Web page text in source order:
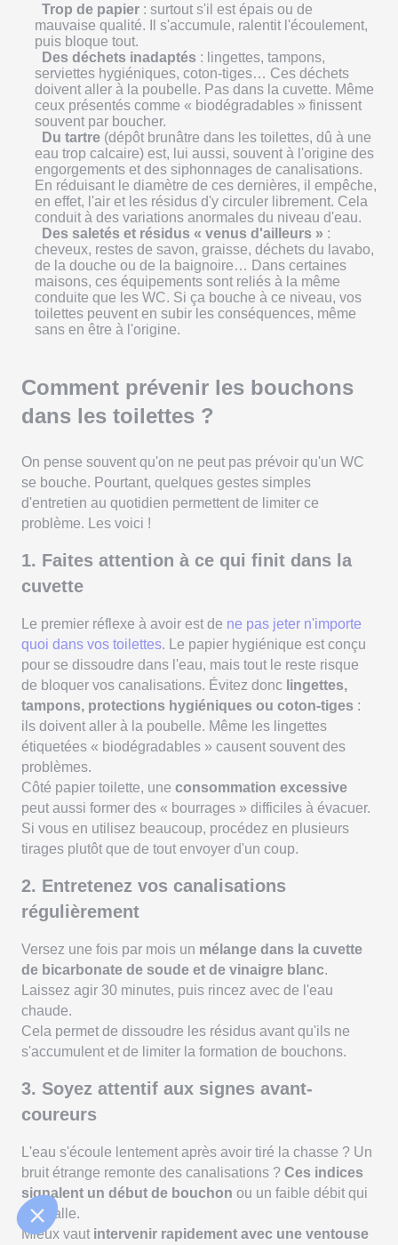
Trop de papier : surtout s'il est épais ou de
mauvaise qualité. Il s'accumule, ralentit l'écoulement,
puis bloque tout.
Des déchets inadaptés : lingettes, tampons,
serviettes hygiéniques, coton-tiges… Ces déchets
doivent aller à la poubelle. Pas dans la cuvette. Même
ceux présentés comme « biodégradables » finissent
souvent par boucher.
Du tartre (dépôt brunâtre dans les toilettes, dû à une
eau trop calcaire) est, lui aussi, souvent à l'origine des
engorgements et des siphonnages de canalisations.
En réduisant le diamètre de ces dernières, il empêche,
en effet, l'air et les résidus d'y circuler librement. Cela
conduit à des variations anormales du niveau d'eau.
Des saletés et résidus « venus d'ailleurs » :
cheveux, restes de savon, graisse, déchets du lavabo,
de la douche ou de la baignoire… Dans certaines
maisons, ces équipements sont reliés à la même
conduite que les WC. Si ça bouche à ce niveau, vos
toilettes peuvent en subir les conséquences, même
sans en être à l'origine.
Comment prévenir les bouchons
dans les toilettes ?
On pense souvent qu'on ne peut pas prévoir qu'un WC
se bouche. Pourtant, quelques gestes simples
d'entretien au quotidien permettent de limiter ce
problème. Les voici !
1. Faites attention à ce qui finit dans la
cuvette
Le premier réflexe à avoir est de ne pas jeter n'importe
quoi dans vos toilettes. Le papier hygiénique est conçu
pour se dissoudre dans l'eau, mais tout le reste risque
de bloquer vos canalisations. Évitez donc lingettes,
tampons, protections hygiéniques ou coton-tiges :
ils doivent aller à la poubelle. Même les lingettes
étiquetées « biodégradables » causent souvent des
problèmes.
Côté papier toilette, une consommation excessive
peut aussi former des « bourrages » difficiles à évacuer.
Si vous en utilisez beaucoup, procédez en plusieurs
tirages plutôt que de tout envoyer d'un coup.
2. Entretenez vos canalisations
régulièrement
Versez une fois par mois un mélange dans la cuvette
de bicarbonate de soude et de vinaigre blanc.
Laissez agir 30 minutes, puis rincez avec de l'eau
chaude.
Cela permet de dissoudre les résidus avant qu'ils ne
s'accumulent et de limiter la formation de bouchons.
3. Soyez attentif aux signes avant-
coureurs
L'eau s'écoule lentement après avoir tiré la chasse ? Un
bruit étrange remonte des canalisations ? Ces indices
signalent un début de bouchon ou un faible débit qui
s'installe.
Mieux vaut intervenir rapidement avec une ventouse